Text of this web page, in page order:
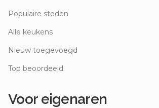
Populaire steden
Alle keukens
Nieuw toegevoegd
Top beoordeeld
Voor eigenaren